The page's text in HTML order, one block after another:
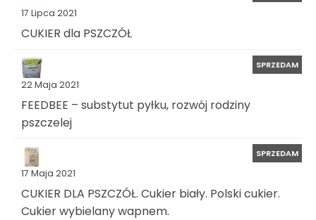
17 Lipca 2021
CUKIER dla PSZCZÓŁ
22 Maja 2021
SPRZEDAM
FEEDBEE – substytut pyłku, rozwój rodziny
pszczelej
17 Maja 2021
SPRZEDAM
CUKIER DLA PSZCZÓŁ. Cukier biały. Polski cukier.
Cukier wybielany wapnem.